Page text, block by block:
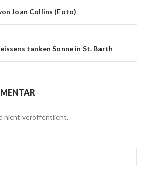
Joan Collins (Foto)
tanken Sonne in St. Barth
nicht veröffentlicht.